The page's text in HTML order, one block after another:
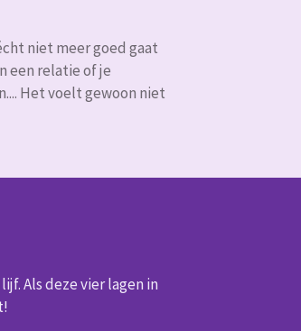
niet meer goed gaat
een relatie of je
Het voelt gewoon niet
Als deze vier lagen in